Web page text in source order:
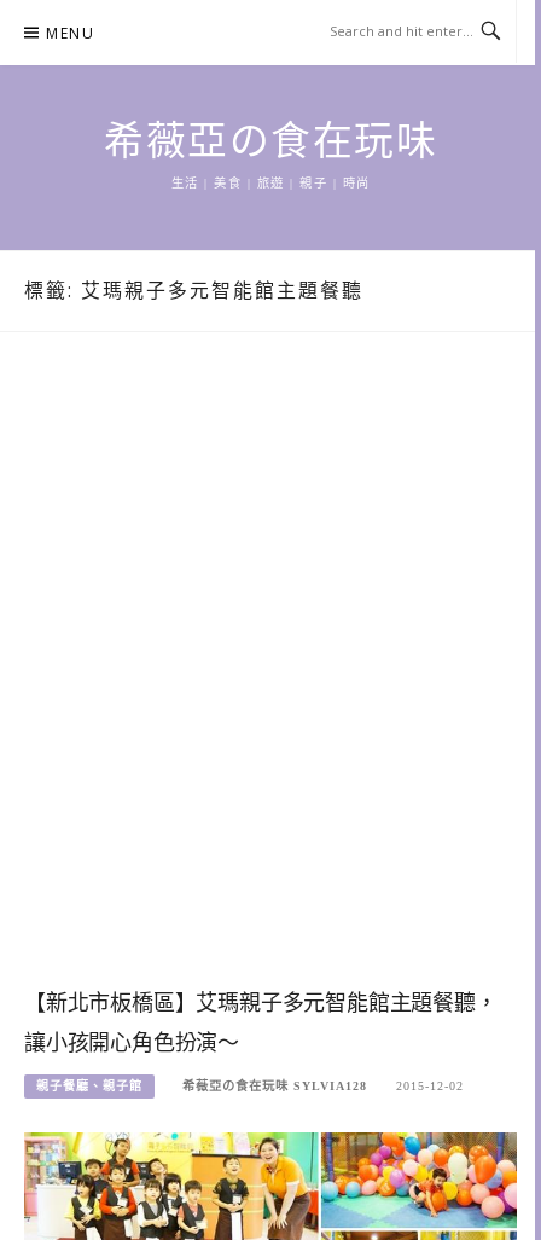
content
MENU
希薇亞の食在玩味
生活 | 美食 | 旅遊 | 親子 | 時尚
標籤: 艾瑪親子多元智能館主題餐聽
【新北市板橋區】艾瑪親子多元智能館主題餐聽，
讓小孩開心角色扮演～
親子餐廳、親子館 希薇亞の食在玩味 SYLVIA128 2015-12-02